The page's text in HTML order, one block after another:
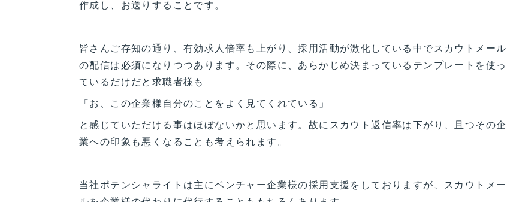
作成し、お送りすることです。
皆さんご存知の通り、有効求人倍率も上がり、採用活動が激化している中でスカウトメール
の配信は必須になりつつあります。その際に、あらかじめ決まっているテンプレートを使っ
ているだけだと求職者様も
「お、この企業様自分のことをよく見てくれている」
と感じていただける事はほぼないかと思います。故にスカウト返信率は下がり、且つその企
業への印象も悪くなることも考えられます。
当社ポテンシャライトは主にベンチャー企業様の採用支援をしておりますが、スカウトメー